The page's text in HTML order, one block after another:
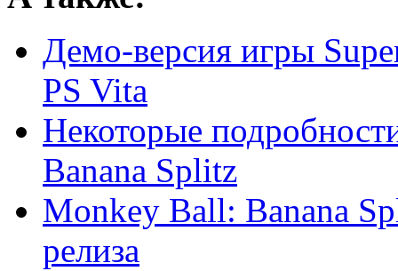
Демо-версия игры
PS Vita
Некоторые
Banana Splitz
Monkey Ball: Banana
релиза